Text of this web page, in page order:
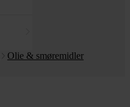
Olie & smøremidler